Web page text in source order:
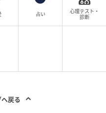
影が始まり、4年以上同
壇できることも嬉しい
と愛してもらえて応援
です。今の世の中、何
時代になっている気が
あと、個人的な話には
占い
心理テスト・
診断
戻る